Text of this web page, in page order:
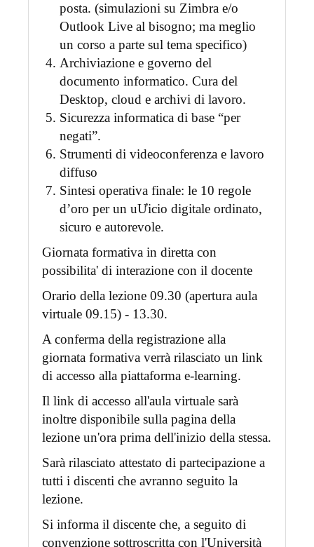
posta. (simulazioni su Zimbra e/o
Outlook Live al bisogno; ma meglio
un corso a parte sul tema specifico)
Archiviazione e governo del
documento informatico. Cura del
Desktop, cloud e archivi di lavoro.
Sicurezza informatica di base “per
negati”.
Strumenti di videoconferenza e lavoro
diffuso
Sintesi operativa finale: le 10 regole
d’oro per un uƯicio digitale ordinato,
sicuro e autorevole.
Giornata formativa in diretta con
possibilita' di interazione con il docente
Orario della lezione 09.30 (apertura aula
virtuale 09.15) - 13.30.
A conferma della registrazione alla
giornata formativa verrà rilasciato un link
di accesso alla piattaforma e-learning.
Il link di accesso all'aula virtuale sarà
inoltre disponibile sulla pagina della
lezione un'ora prima dell'inizio della stessa.
Sarà rilasciato attestato di partecipazione a
tutti i discenti che avranno seguito la
lezione.
Si informa il discente che, a seguito di
convenzione sottroscritta con l'Università